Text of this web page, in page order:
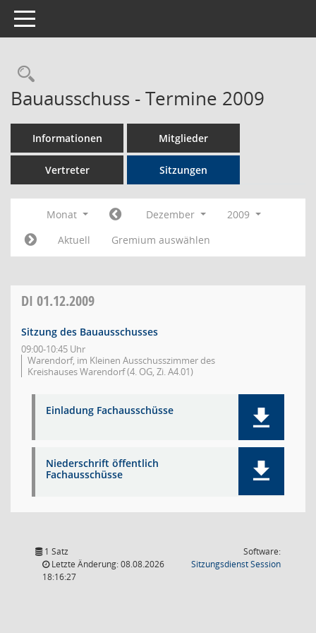
Toggle navigation
Rechercheauswahl
Bauausschuss - Termine 2009
Informationen Mitglieder
Vertreter Sitzungen
Monat Dezember
2009
Aktuell
Gremium auswählen
DI 01.12.2009
Sitzung des Bauausschusses
09:00-10:45 Uhr
Warendorf, im Kleinen Ausschusszimmer des
Kreishauses Warendorf (4. OG, Zi. A4.01)
Einladung Fachausschüsse
Niederschrift öffentlich
Fachausschüsse
1 Satz
Letzte Änderung: 08.08.2026
18:16:27
Software:
SitzungsdienstSession(Wird in